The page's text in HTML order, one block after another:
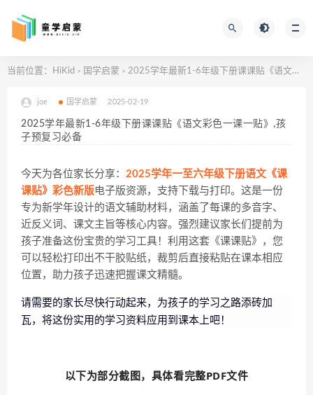
当前位置： HiKid > 国学启蒙 > 2025学年最新1-6年级下册课课贴《语文彩色一课一贴》,孩子预复习必备
joe 国学启蒙 2025-02-19
2025学年最新1-6年级下册课课贴《语文彩色一课一贴》,孩
子预复习必备
今天为各位家长分享： 2025学年一至六年级下册语文《课
课贴》彩色新版电子版资源，支持下载与打印。这是一份
专为新学年设计的语文辅助材料，涵盖了每课的多音字、
近反义词、课文主旨等核心内容。强烈建议家长们提前为
孩子准备这份宝贵的学习工具！利用这套《课课贴》，您
可以轻松打印出不干胶贴纸，裁剪后直接粘贴在课本相应
位置，助力孩子迅速把握课文精髓。
请需要的家长尽快行动起来，为孩子的学习之路添砖加
瓦，将这份实用的学习资料应用到课本上吧！
以下为部分截图，具体看完整PDF文件